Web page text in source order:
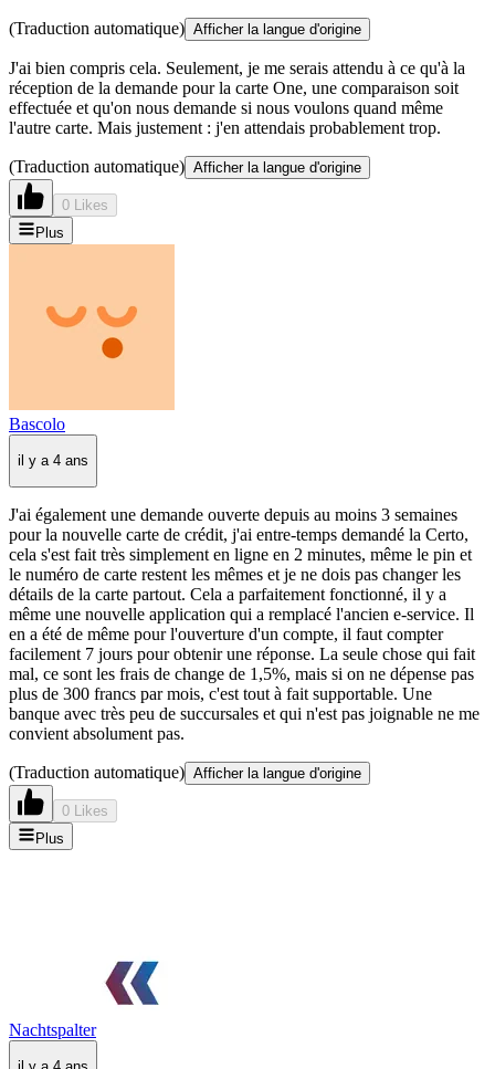
(Traduction automatique) Afficher la langue d'origine
J'ai bien compris cela. Seulement, je me serais attendu à ce qu'à la
réception de la demande pour la carte One, une comparaison soit
effectuée et qu'on nous demande si nous voulons quand même
l'autre carte. Mais justement : j'en attendais probablement trop.
(Traduction automatique) Afficher la langue d'origine
0 Likes
Plus
Bascolo
il y a 4 ans
J'ai également une demande ouverte depuis au moins 3 semaines
pour la nouvelle carte de crédit, j'ai entre-temps demandé la Certo,
cela s'est fait très simplement en ligne en 2 minutes, même le pin et
le numéro de carte restent les mêmes et je ne dois pas changer les
détails de la carte partout. Cela a parfaitement fonctionné, il y a
même une nouvelle application qui a remplacé l'ancien e-service. Il
en a été de même pour l'ouverture d'un compte, il faut compter
facilement 7 jours pour obtenir une réponse. La seule chose qui fait
mal, ce sont les frais de change de 1,5%, mais si on ne dépense pas
plus de 300 francs par mois, c'est tout à fait supportable. Une
banque avec très peu de succursales et qui n'est pas joignable ne me
convient absolument pas.
(Traduction automatique) Afficher la langue d'origine
0 Likes
Plus
Nachtspalter